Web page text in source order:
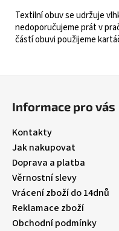
Textilní obuv se udržuje
nedoporučujeme prát v
částí obuvi použijeme
Informace pro vás
Kontakty
Jak nakupovat
Doprava a platba
Věrnostní slevy
Vrácení zboží do 14dnů
Reklamace zboží
Obchodní podmínky